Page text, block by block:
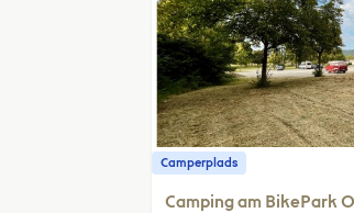
Camperplads
Camping am BikePark